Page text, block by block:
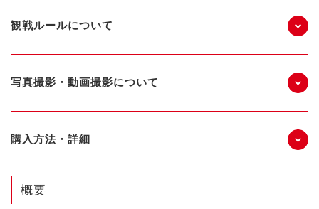
観戦ルールについて
写真撮影・動画撮影について
購入方法・詳細
概要